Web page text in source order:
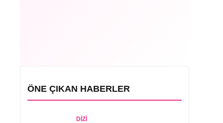
ÖNE ÇIKAN HABERLER
DIZI